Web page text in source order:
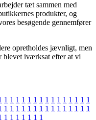
tæt sammen med
produkter, og
besøgende gennemfører
opretholdes jævnligt, men
blevet iværksat efter at vi
1 1 1 1 1 1 1 1 1 1 1 1 1 1 1
1 1 1 1 1 1 1 1 1 1 1 1 1 1 1
1 1 1 1 1 1 1